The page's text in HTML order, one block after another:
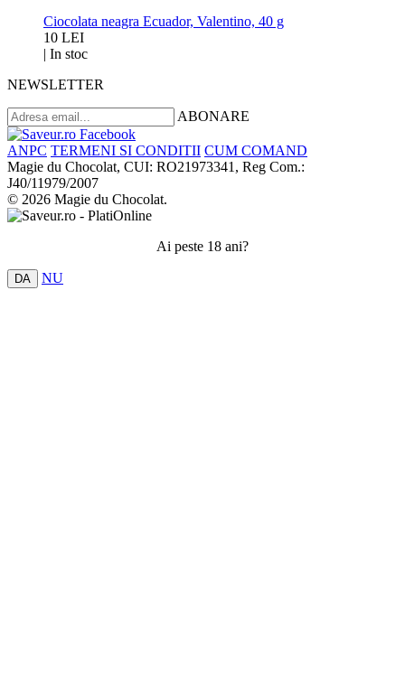
Ciocolata neagra Ecuador, Valentino, 40 g
10 LEI
| In stoc
NEWSLETTER
ABONARE
ANPC TERMENI SI CONDITII CUM COMAND
Magie du Chocolat, CUI: RO21973341, Reg Com.:
J40/11979/2007
© 2026 Magie du Chocolat.
Ai peste 18 ani?
DA NU